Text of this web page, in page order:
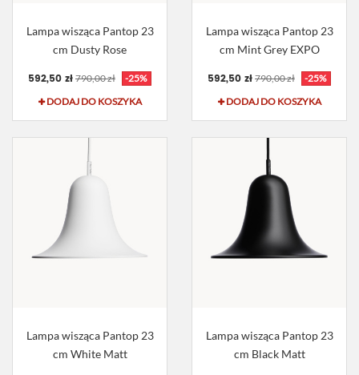
Lampa wisząca Pantop 23
cm Dusty Rose
592,50 zł 790,00 zł
-25%
DODAJ DO KOSZYKA
Lampa wisząca Pantop 23
cm Mint Grey EXPO
592,50 zł 790,00 zł
-25%
DODAJ DO KOSZYKA
Lampa wisząca Pantop 23
cm White Matt
Lampa wisząca Pantop 23
cm Black Matt